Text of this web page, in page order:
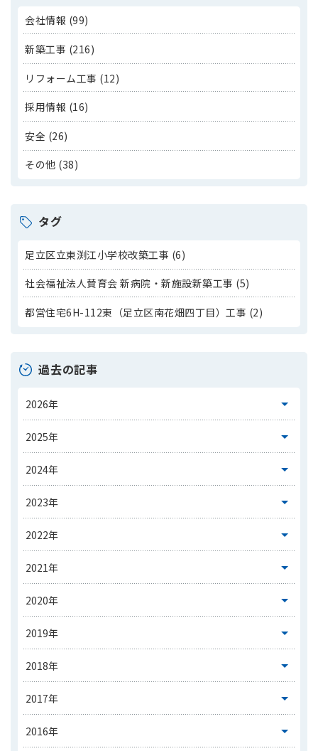
会社情報 (99)
新築工事 (216)
リフォーム工事 (12)
採用情報 (16)
安全 (26)
その他 (38)
タグ
足立区立東渕江小学校改築工事 (6)
社会福祉法人賛育会 新病院・新施設新築工事 (5)
都営住宅6H-112東（足立区南花畑四丁目）工事 (2)
過去の記事